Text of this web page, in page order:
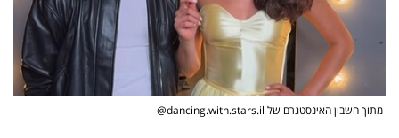
מתוך חשבון האינסטגרם של dancing.with.stars.il@